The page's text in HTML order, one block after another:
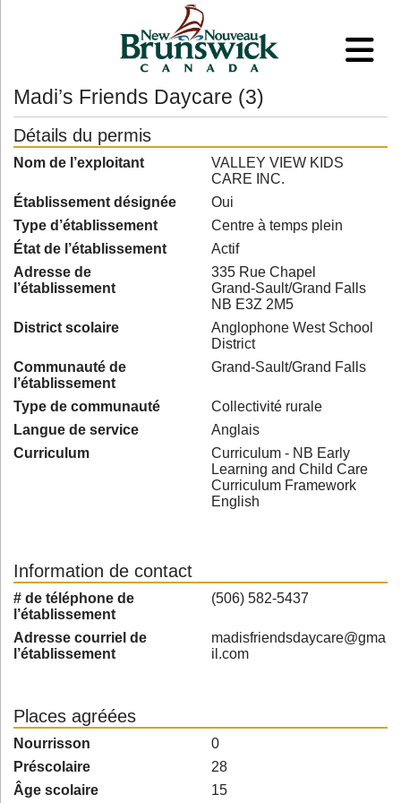
Madi’s Friends Daycare (3)
Détails du permis
Nom de l’exploitant
VALLEY VIEW KIDS
CARE INC.
Établissement désignée
Oui
Type d’établissement
Centre à temps plein
État de l’établissement
Actif
Adresse de
l’établissement
335 Rue Chapel
Grand-Sault/Grand Falls
NB E3Z 2M5
District scolaire
Anglophone West School
District
Communauté de
l’établissement
Grand-Sault/Grand Falls
Type de communauté
Collectivité rurale
Langue de service
Anglais
Curriculum
Curriculum - NB Early
Learning and Child Care
Curriculum Framework
English
Information de contact
# de téléphone de
l’établissement
(506) 582-5437
Adresse courriel de
l’établissement
madisfriendsdaycare@gma
il.com
Places agréées
Nourrisson
0
Préscolaire
28
Âge scolaire
15